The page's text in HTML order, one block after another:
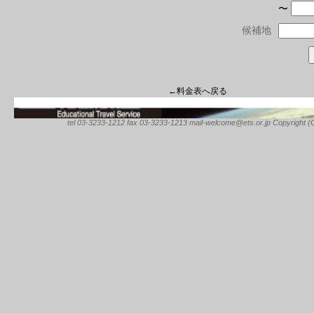
〜
候補地
←料金表へ戻る
tel 03-3233-1212 fax 03-3233-1213 mail-welcome@ets.or.jp Copyright